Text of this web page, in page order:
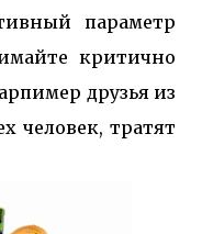
параметр
критично
друзья из
человек, тратят